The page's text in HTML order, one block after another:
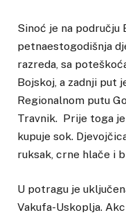
Sinoć je na
petnaestogodišnja
razreda, sa
Bojskoj, a zadnji put
Regionalnom putu
Travnik. Prije toga
kupuje sok.
ruksak, crne hlače i
U potragu je
Vakufa-Uskoplja.